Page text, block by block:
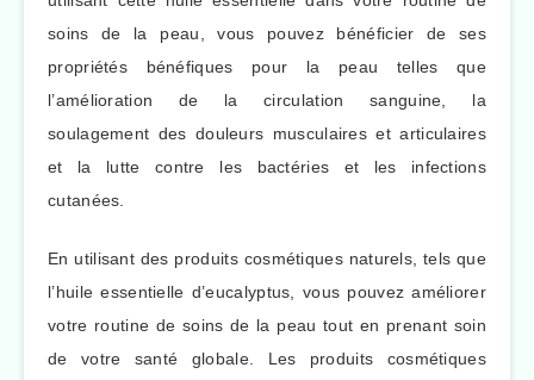
soins de la peau, vous pouvez bénéficier de ses
propriétés bénéfiques pour la peau telles que
l’amélioration de la circulation sanguine, la
soulagement des douleurs musculaires et articulaires
et la lutte contre les bactéries et les infections
cutanées.
En utilisant des produits cosmétiques naturels, tels que
l’huile essentielle d’eucalyptus, vous pouvez améliorer
votre routine de soins de la peau tout en prenant soin
de votre santé globale. Les produits cosmétiques